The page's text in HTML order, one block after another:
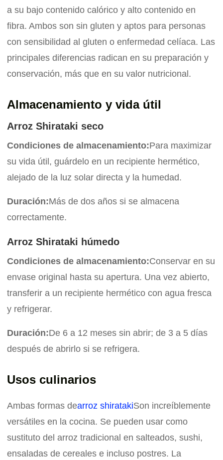
a su bajo contenido calórico y alto contenido en
fibra. Ambos son sin gluten y aptos para personas
con sensibilidad al gluten o enfermedad celíaca. Las
principales diferencias radican en su preparación y
conservación, más que en su valor nutricional.
Almacenamiento y vida útil
Arroz Shirataki seco
Condiciones de almacenamiento:Para maximizar
su vida útil, guárdelo en un recipiente hermético,
alejado de la luz solar directa y la humedad.
Duración:Más de dos años si se almacena
correctamente.
Arroz Shirataki húmedo
Condiciones de almacenamiento:Conservar en su
envase original hasta su apertura. Una vez abierto,
transferir a un recipiente hermético con agua fresca
y refrigerar.
Duración:De 6 a 12 meses sin abrir; de 3 a 5 días
después de abrirlo si se refrigera.
Usos culinarios
Ambas formas dearroz shiratakiSon increíblemente
versátiles en la cocina. Se pueden usar como
sustituto del arroz tradicional en salteados, sushi,
ensaladas de cereales e incluso postres. La